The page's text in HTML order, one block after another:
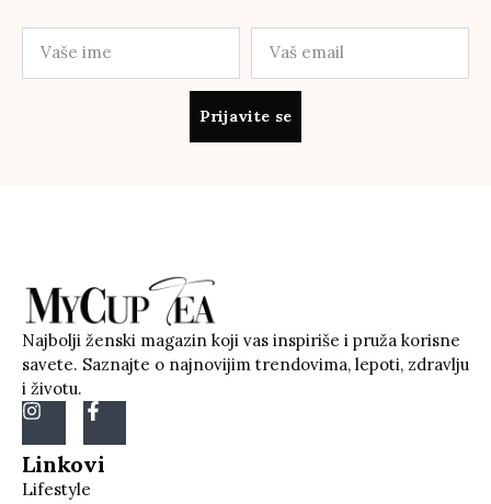
Prijavite se
Najbolji ženski magazin koji vas inspiriše i pruža korisne
savete. Saznajte o najnovijim trendovima, lepoti, zdravlju
i životu.
Linkovi
Lifestyle